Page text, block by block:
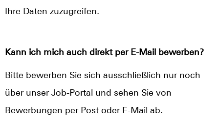
Ihre Daten zuzugreifen.
Kann ich mich auch direkt per E-Mail bewerben?
Bitte bewerben Sie sich ausschließlich nur noch
über unser Job-Portal und sehen Sie von
Bewerbungen per Post oder E-Mail ab.